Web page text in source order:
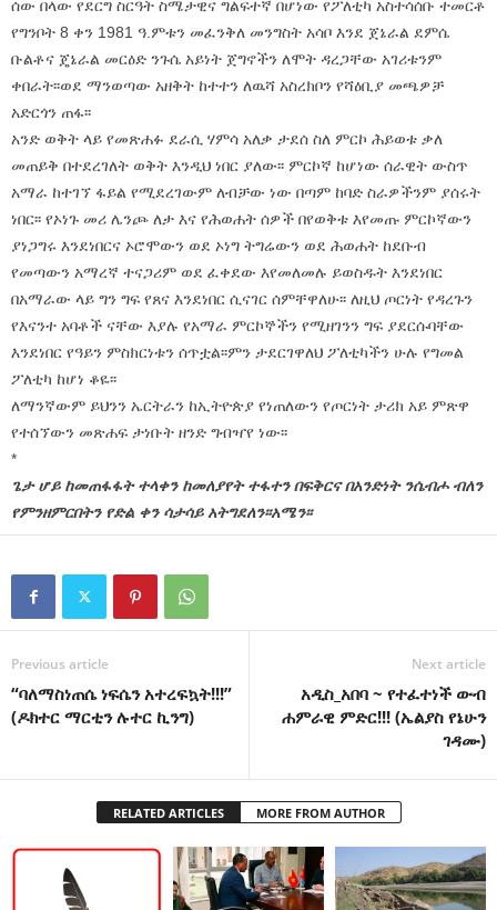
ሰው በላው የደርግ ስርዓት ስሜታዊና ግልፍተኛ በሆነው የፖለቲካ አስተሳሰቡ ተመርቶ
የግንቦት 8 ቀን 1981 ዓ.ምቱን መፈንቅለ መንግስት አሳቦ እንደ ጀኔራል ደምሴ
ቡልቶና ጄኔራል መርዕድ ንጉሴ አይነት ጀግኖችን ለሞት ዳረጋቸው አገሪቱንም
ቀበራት፡፡ወደ ማንወጣው አዘቅት ከተተን ለዉሻ አስረክቦን የሻዕቢያ መጫዎቻ
አድርጎን ጠፋ፡፡
አንድ ወቅት ላይ የመጽሐፉ ደራሲ ሃምሳ አለቃ ታደሰ ስለ ምርኮ ሕይወቱ ቃለ
መጠይቅ በተደረገለት ወቅት እንዲህ ነበር ያለው፡፡ ምርኮኛ ከሆነው ሰራዊት ውስጥ
አማራ ከተገኘ ፋይል የሚደረገውም ለብቻው ነው በጣም ከባድ ስራዎችንም ያሰሩት
ነበር፡፡ የኦነጉ መሪ ሌንጮ ለታ እና የሕወሐት ሰዎች በየወቅቱ እየመጡ ምርኮኛውን
ያነጋግሩ እንደነበርና ኦሮሞውን ወደ ኦነግ ትግሬውን ወደ ሕወሐት ከደቡብ
የመጣውን አማረኛ ተናጋሪም ወደ ፈቀደው እየመለመሉ ይወስዱት እንደነበር
በአማራው ላይ ግን ግፍ የጸና እንደነበር ሲናገር ሰምቸዋለሁ፡፡ ለዚህ ጦርነት የዳረጉን
የእናንተ አባቶች ናቸው እያሉ የአማራ ምርኮኞችን የሚዘገንን ግፍ ያደርሱባቸው
እንደነበር የዓይን ምስክርነቱን ሰጥቷል፡፡ምን ታደርገዋለህ ፖለቲካችን ሁሉ የግመል
ፖለቲካ ከሆነ ቆዬ፡፡
ለማንኛውም ይህንን ኤርትራን ከኢትዮጵያ የነጠለውን የጦርነት ታሪክ አይ ምጽዋ
የተሰኘውን መጽሐፍ ታነቡት ዘንድ ግብዣየ ነው፡፡
*
ጌታ ሆይ ከመጠፋፋት ተላቀን ከመለያየት ተፋተን በፍቅርና በአንድነት ንሴብሖ ብለን
የምንዘምርበትን የድል ቀን ሳታሳይ አትግደለን፡፡አሜን፡፡
Previous article
“ባለማስነጠሴ ነፍሴን አተረፍኳት!!!”
(ዶክተር ማርቲን ሉተር ኪንግ)
Next article
አዲስ_አበባ ~ የተፈተነች ውብ
ሐምራዊ ምድር!!! (ኤልያስ የኔሁን
ገዳሙ)
RELATED ARTICLES MORE FROM AUTHOR